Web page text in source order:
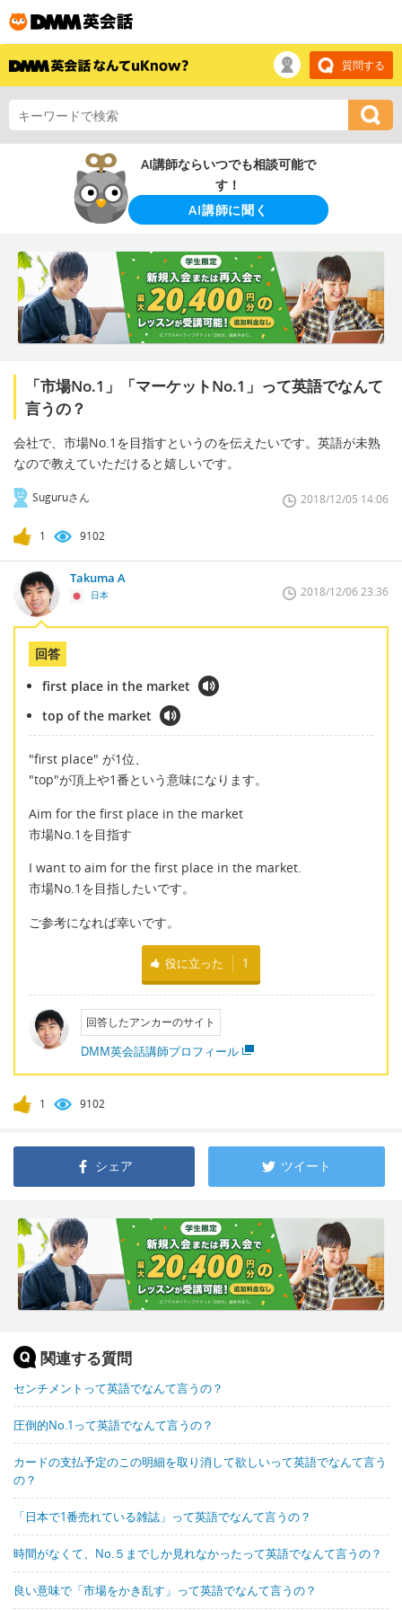
質問する
AI講師ならいつでも相談可能で
す！
AI講師に聞く
「市場No.1」「マーケットNo.1」って英語でなんて
言うの？
会社で、市場No.1を目指すというのを伝えたいです。英語が未熟
なので教えていただけると嬉しいです。
Suguruさん 2018/12/05 14:06
1 9102
Takuma A
日本 2018/12/06 23:36
回答
first place in the market
top of the market
"first place" が1位、
"top"が頂上や1番という意味になります。
Aim for the first place in the market
市場No.1を目指す
I want to aim for the first place in the market.
市場No.1を目指したいです。
ご参考になれば幸いです。
役に立った 1
回答したアンカーのサイト
DMM英会話講師プロフィール
1 9102
シェア ツイート
関連する質問
センチメントって英語でなんて言うの？
圧倒的No.1って英語でなんて言うの？
カードの支払予定のこの明細を取り消して欲しいって英語でなんて言う
の？
「日本で1番売れている雑誌」って英語でなんて言うの？
時間がなくて、No.５までしか見れなかったって英語でなんて言うの？
良い意味で「市場をかき乱す」って英語でなんて言うの？